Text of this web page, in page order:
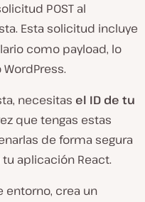
POST al
Esta solicitud incluye
como payload, lo
necesitas el ID de tu
que tengas estas
de forma segura
aplicación React.
entorno, crea un